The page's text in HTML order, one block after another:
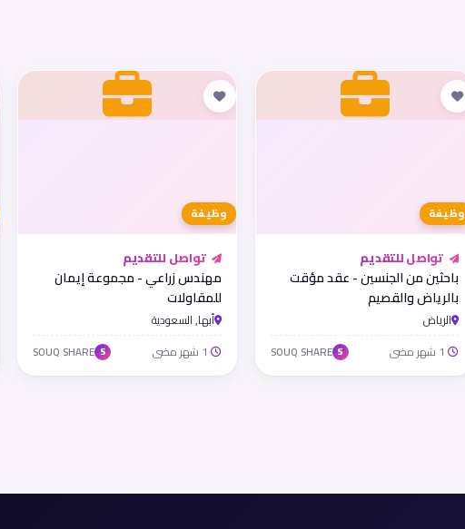
وظيفة
تواصل للتقديم
باحثين من الجنسين - عقد مؤقت
بالرياض والقصيم
الرياض
1 شهر مضى
S
SOUQ SHARE
وظيفة
تواصل للتقديم
مهندس زراعي - مجموعة إيمان
للمقاولات
أبها, السعودية
S
SOUQ SHARE